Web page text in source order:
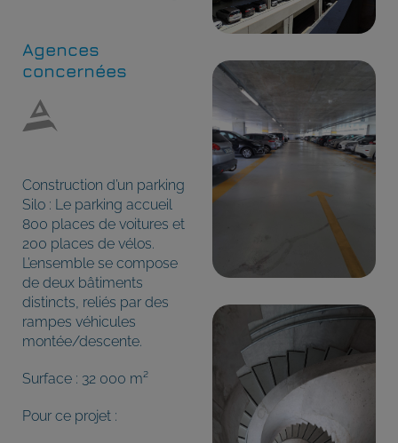
Agences
concernées
Construction d’un parking
Silo : Le parking accueil
800 places de voitures et
200 places de vélos.
L’ensemble se compose
de deux bâtiments
distincts, reliés par des
rampes véhicules
montée/descente.
Surface : 32 000 m²
Pour ce projet :